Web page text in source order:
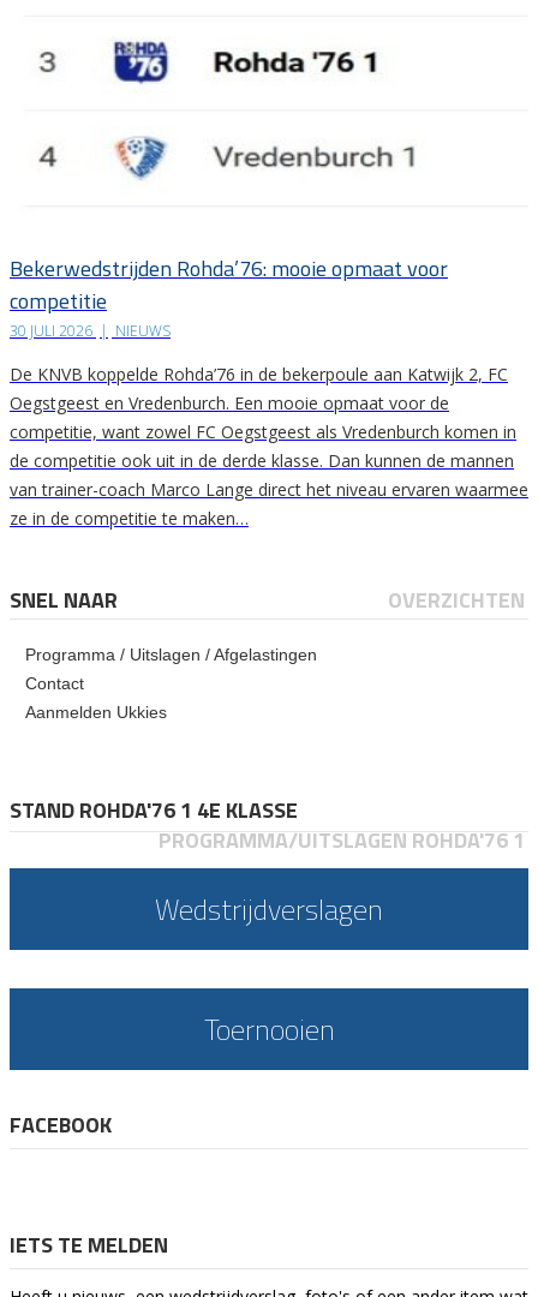
Bekerwedstrijden Rohda’76: mooie opmaat voor
competitie
30 JULI 2026 | NIEUWS
De KNVB koppelde Rohda’76 in de bekerpoule aan Katwijk 2, FC
Oegstgeest en Vredenburch. Een mooie opmaat voor de
competitie, want zowel FC Oegstgeest als Vredenburch komen in
de competitie ook uit in de derde klasse. Dan kunnen de mannen
van trainer-coach Marco Lange direct het niveau ervaren waarmee
ze in de competitie te maken…
SNEL NAAR OVERZICHTEN
Programma / Uitslagen / Afgelastingen
Contact
Aanmelden Ukkies
STAND ROHDA'76 1 4E KLASSE
PROGRAMMA/UITSLAGEN ROHDA'76 1
Wedstrijdverslagen
Toernooien
FACEBOOK
IETS TE MELDEN